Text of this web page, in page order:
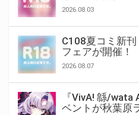
2026.08.03
C108夏コミ新
フェアが開催！
2026.08.07
『VivA! 緜/
ベントが秋葉原